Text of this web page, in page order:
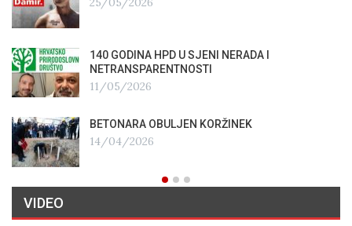
140 GODINA HPD U SJENI NERADA I
NETRANSPARENTNOSTI
11/05/2026
BETONARA OBULJEN KORŽINEK
14/04/2026
VIDEO